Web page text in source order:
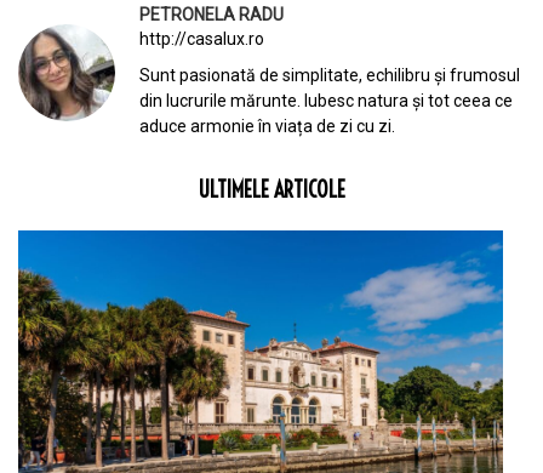
PETRONELA RADU
http://casalux.ro
Sunt pasionată de simplitate, echilibru și frumosul
din lucrurile mărunte. Iubesc natura și tot ceea ce
aduce armonie în viața de zi cu zi.
ULTIMELE ARTICOLE